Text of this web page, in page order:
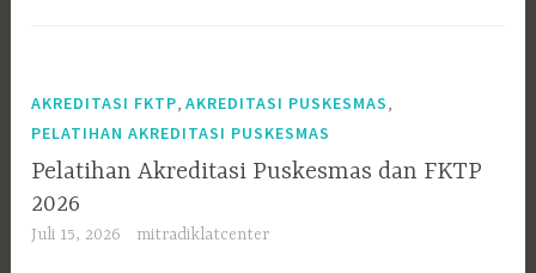
AKREDITASI FKTP,AKREDITASI PUSKESMAS,
PELATIHAN AKREDITASI PUSKESMAS
Pelatihan Akreditasi Puskesmas dan FKTP
2026
Juli 15, 2026 mitradiklatcenter